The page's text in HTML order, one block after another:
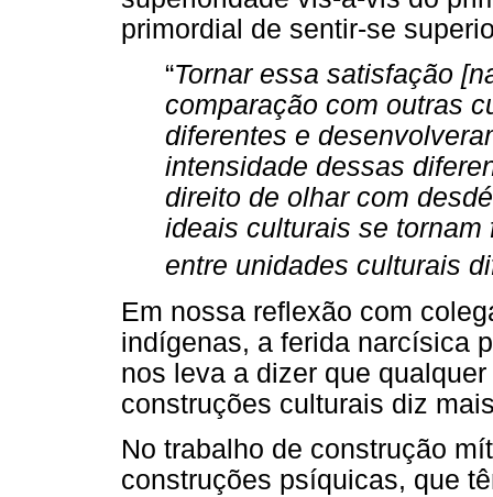
primordial de sentir-se
“Tornar essa satisfação
comparação com outras
diferentes e
intensidade dessas
direito de olhar com
ideais culturais se
entre unidades culturais
Em nossa reflexão com
indígenas, a ferida narcísica
nos leva a dizer que
construções culturais diz
No trabalho de construção
construções psíquicas, que